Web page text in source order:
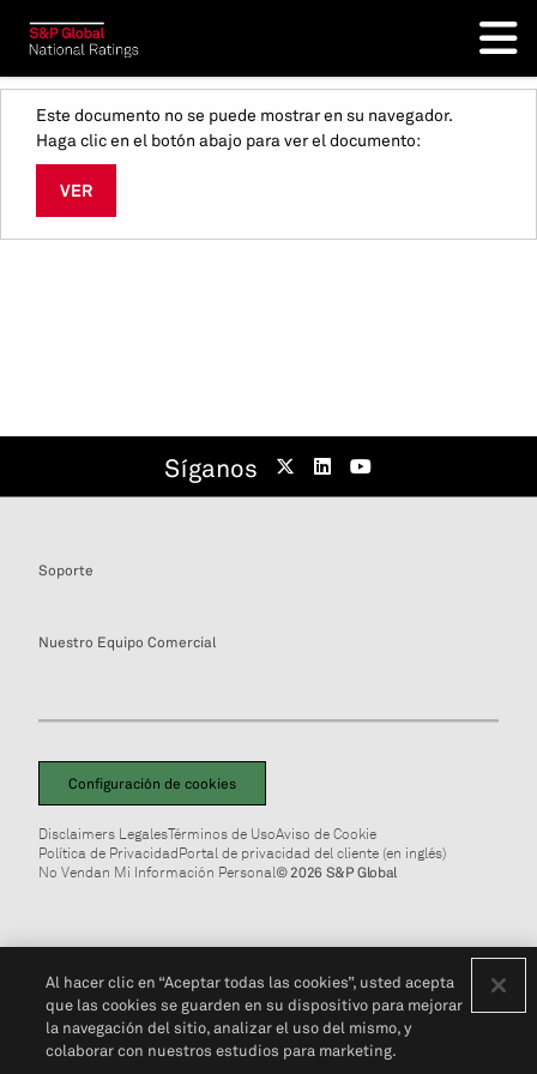
Este documento no se puede mostrar en su navegador.
Haga clic en el botón abajo para ver el documento:
VER
Síganos
Soporte
Nuestro Equipo Comercial
Configuración de cookies
Disclaimers LegalesTérminos de UsoAviso de Cookie
Política de PrivacidadPortal de privacidad del cliente (en inglés)
No Vendan Mi Información Personal© 2026 S&P Global
Al hacer clic en “Aceptar todas las cookies”, usted acepta
que las cookies se guarden en su dispositivo para mejorar
la navegación del sitio, analizar el uso del mismo, y
colaborar con nuestros estudios para marketing.